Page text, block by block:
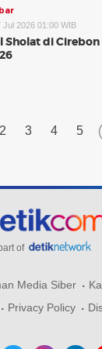
Jul 2026 01:00 WIB
Sholat di Cirebon
2 3 4 5
of
Media Siber
Privacy Policy